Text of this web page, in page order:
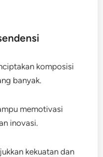
komposisi
banyak.
memotivasi
inovasi.
kekuatan dan